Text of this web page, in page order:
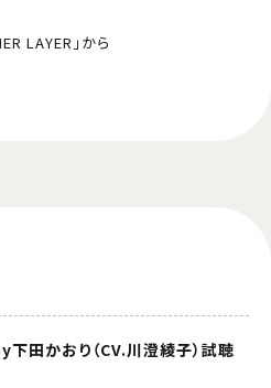
LAYER」から
田かおり（CV.川澄綾子）試聴